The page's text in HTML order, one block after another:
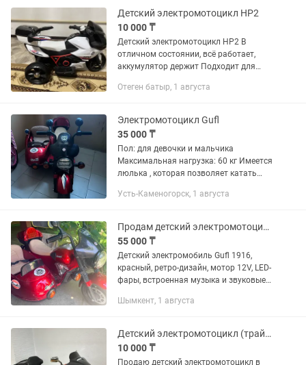
Детский электромотоцикл HP2
10 000 ₸
Детский электромотоцикл HP2 В
отличном состоянии, всё работает,
аккумулятор держит Подходит для
есть звук и свет Цена 10 000 тенге
Отеген батыр, 1 августа
Электромотоцикл Gufl
35 000 ₸
Пол: для девочки и мальчика
Максимальная нагрузка: 60 кг Имеется
люлька , которая позволяет катать
12V Двигатель: 2 х 35V Колёса:
Усть-Каменогорск, 1 августа
Продам детский электромотоцикл Gufi
55 000 ₸
Детский электромобиль Gufl 1916,
красный, ретро-дизайн, мотор 12V, LED-
фары, встроенная музыка и звуковые
прицеп, для детей 3-8 лет.
Шымкент, 1 августа
Детский электромотоцикл (трайк, 3 колеса)
10 000 ₸
Продаю детский электромотоцикл в